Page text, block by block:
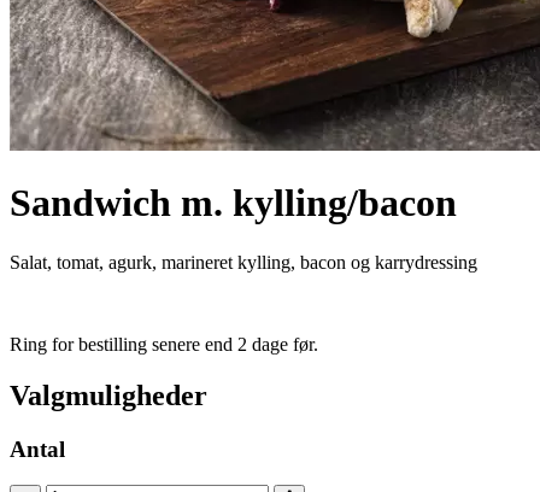
Sandwich m. kylling/bacon
Salat, tomat, agurk, marineret kylling, bacon og karrydressing
Ring for bestilling senere end 2 dage før.
Valgmuligheder
Antal